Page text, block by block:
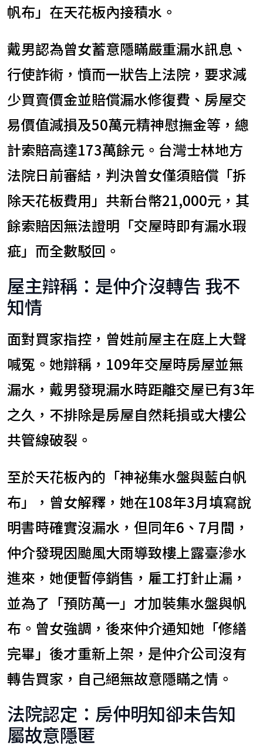
帆布」在天花板內接積水。
戴男認為曾女蓄意隱瞞嚴重漏水訊息、
行使詐術，憤而一狀告上法院，要求減
少買賣價金並賠償漏水修復費、房屋交
易價值減損及50萬元精神慰撫金等，總
計索賠高達173萬餘元。台灣士林地方
法院日前審結，判決曾女僅須賠償「拆
除天花板費用」共新台幣21,000元，其
餘索賠因無法證明「交屋時即有漏水瑕
疵」而全數駁回。
屋主辯稱：是仲介沒轉告 我不
知情
面對買家指控，曾姓前屋主在庭上大聲
喊冤。她辯稱，109年交屋時房屋並無
漏水，戴男發現漏水時距離交屋已有3年
之久，不排除是房屋自然耗損或大樓公
共管線破裂。
至於天花板內的「神祕集水盤與藍白帆
布」，曾女解釋，她在108年3月填寫說
明書時確實沒漏水，但同年6、7月間，
仲介發現因颱風大雨導致樓上露臺滲水
進來，她便暫停銷售，雇工打針止漏，
並為了「預防萬一」才加裝集水盤與帆
布。曾女強調，後來仲介通知她「修繕
完畢」後才重新上架，是仲介公司沒有
轉告買家，自己絕無故意隱瞞之情。
法院認定：房仲明知卻未告知
屬故意隱匿